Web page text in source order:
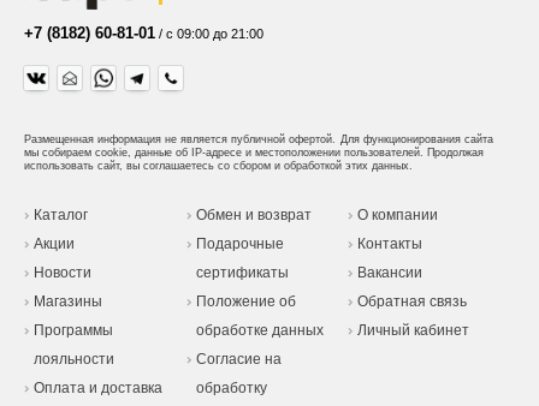
+7 (8182) 60-81-01 / с 09:00 до 21:00
Размещенная информация не является публичной офертой. Для функционирования сайта
мы собираем cookie, данные об IP-адресе и местоположении пользователей. Продолжая
использовать сайт, вы соглашаетесь со сбором и обработкой этих данных.
Каталог
Акции
Новости
Магазины
Программы
лояльности
Оплата и доставка
Обмен и возврат
Подарочные
сертификаты
Положение об
обработке данных
Согласие на
обработку
О компании
Контакты
Вакансии
Обратная связь
Личный кабинет